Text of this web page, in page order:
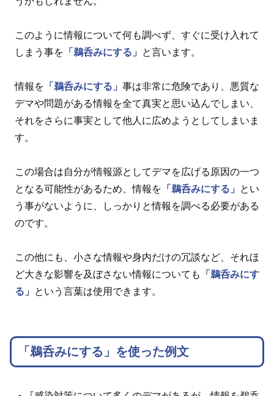
このように情報について何も調べず、すぐに受け入れて
しまう事を 「鵜呑みにする」 と言います。
情報を 「鵜呑みにする」 事は非常に危険であり、悪質な
デマや問題がある情報を全て真実と思い込んでしまい、
それをさらに事実として他人に広めようとしてしまいま
す。
この場合は自分が情報源としてデマを広げる原因の一つ
となる可能性があるため、情報を 「鵜呑みにする」
とい
う事がないように、しっかりと情報を調べる必要がある
のです。
この他にも、小さな情報や身内だけの冗談など、それほ
ど大きな影響を及ぼさない情報についても
「鵜呑みにす
る」
という言葉は使用できます。
「鵜呑みにする」を使った例文